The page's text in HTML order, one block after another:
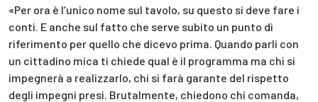
«Per ora è l’unico nome sul tavolo, su questo si deve fare i
conti. E anche sul fatto che serve subito un punto di
riferimento per quello che dicevo prima. Quando parli con
un cittadino mica ti chiede qual è il programma ma chi si
impegnerà a realizzarlo, chi si farà garante del rispetto
degli impegni presi. Brutalmente, chiedono chi comanda,